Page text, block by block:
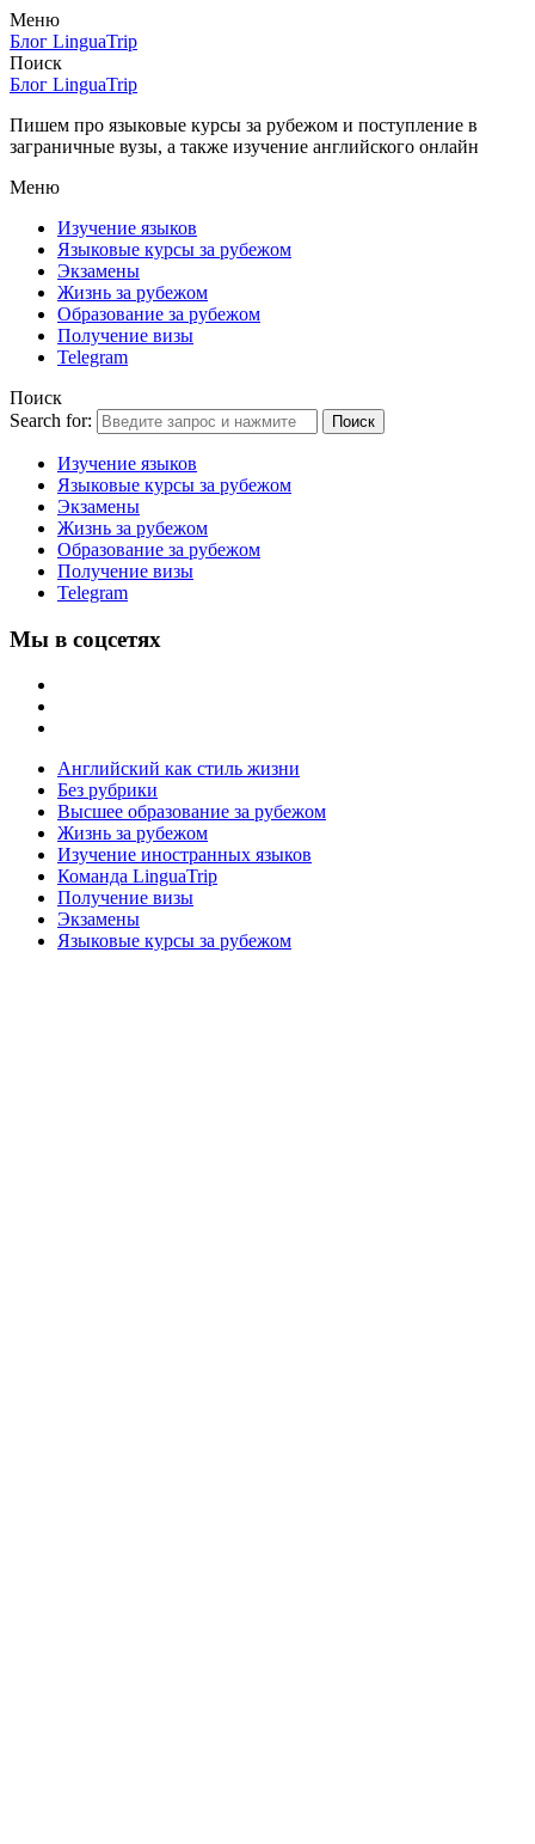
Меню
Блог LinguaTrip
Поиск
Блог LinguaTrip
Пишем про языковые курсы за рубежом и поступление в
заграничные вузы, а также изучение английского онлайн
Меню
Изучение языков
Языковые курсы за рубежом
Экзамены
Жизнь за рубежом
Образование за рубежом
Получение визы
Telegram
Поиск
Search for:
Поиск
Изучение языков
Языковые курсы за рубежом
Экзамены
Жизнь за рубежом
Образование за рубежом
Получение визы
Telegram
Мы в соцсетях
Английский как стиль жизни
Без рубрики
Высшее образование за рубежом
Жизнь за рубежом
Изучение иностранных языков
Команда LinguaTrip
Получение визы
Экзамены
Языковые курсы за рубежом